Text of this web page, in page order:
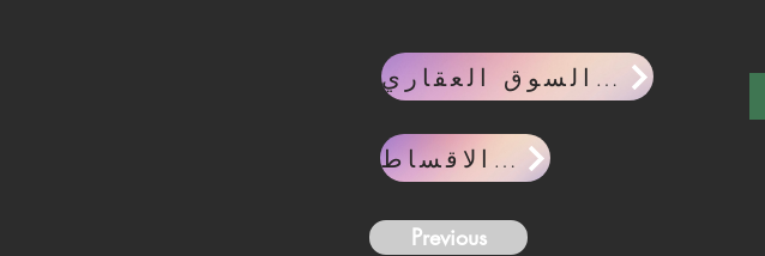
احدث اخبار السوق العقاري
حاسبه الاقساط
Previous